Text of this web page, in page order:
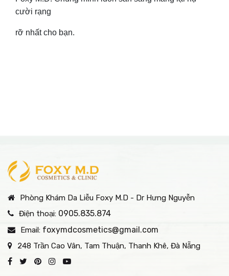
cười rạng
rỡ nhất cho bạn.
Phòng Khám Da Liễu Foxy M.D - Dr Hưng Nguyễn
Điện thoại: 0905.835.874
Email: foxymdcosmetics@gmail.com
248 Trần Cao Vân, Tam Thuận, Thanh Khê, Đà Nẵng